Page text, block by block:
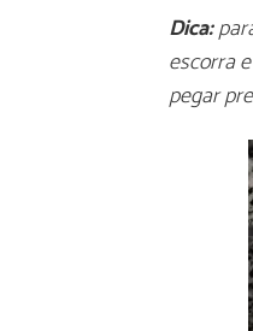
Dica:
escorra
pegar